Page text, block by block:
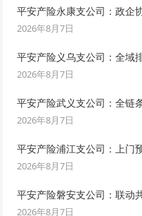
平安产险永康支公司：政企
2026年8月7日
平安产险义乌支公司：全域
2026年8月7日
平安产险武义支公司：全链
2026年8月7日
平安产险浦江支公司：上门
2026年8月7日
平安产险磐安支公司：联动
2026年8月7日